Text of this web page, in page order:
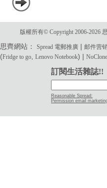
版權所有© Copyright 2006-2026
思齊網站：Spread 電郵推廣 |邮件营
(Fridge to go ,Lenovo Notebook) |